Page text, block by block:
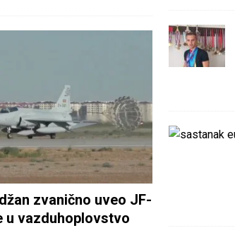
zvanično uveo JF-
u vazduhoplovstvo